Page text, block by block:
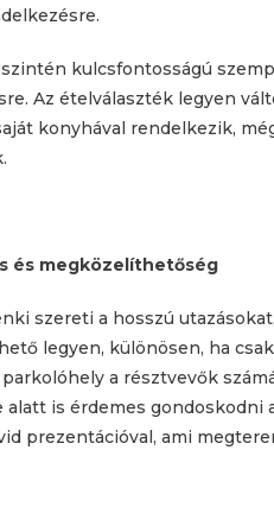
kulcsfontosságú
Az ételválaszték legyen
konyhával rendelkezik,
és megközelíthetőség
szereti a hosszú
legyen, különösen, ha
a résztvevők
alatt is érdemes gondoskodni
prezentációval, ami